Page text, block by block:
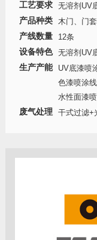
工艺要求
无溶剂UV
产品种类
木门、门
产线数量
12条
设备特色
无溶剂UV
生产产能
UV底漆喷
色漆喷涂
水性面漆
废气处理
干式过滤+